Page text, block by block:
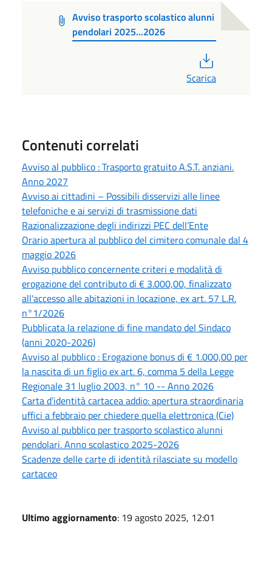
Avviso trasporto scolastico alunni
pendolari 2025...2026
Scarica
Contenuti correlati
Avviso al pubblico : Trasporto gratuito A.S.T. anziani.
Anno 2027
Avviso ai cittadini – Possibili disservizi alle linee
telefoniche e ai servizi di trasmissione dati
Razionalizzazione degli indirizzi PEC dell’Ente
Orario apertura al pubblico del cimitero comunale dal 4
maggio 2026
Avviso pubblico concernente criteri e modalità di
erogazione del contributo di € 3.000,00, finalizzato
all'accesso alle abitazioni in locazione, ex art. 57 L.R.
n°1/2026
Pubblicata la relazione di fine mandato del Sindaco
(anni 2020-2026)
Avviso al pubblico : Erogazione bonus di € 1.000,00 per
la nascita di un figlio ex art. 6, comma 5 della Legge
Regionale 31 luglio 2003, n° 10 -- Anno 2026
Carta d’identità cartacea addio: apertura straordinaria
uffici a febbraio per chiedere quella elettronica (Cie)
Avviso al pubblico per trasporto scolastico alunni
pendolari. Anno scolastico 2025-2026
Scadenze delle carte di identità rilasciate su modello
cartaceo
Ultimo aggiornamento: 19 agosto 2025, 12:01